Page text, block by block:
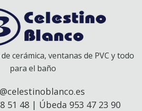
cerámica, ventanas de PVC y todo
para el baño
51 48 | Úbeda 953 47 23 90